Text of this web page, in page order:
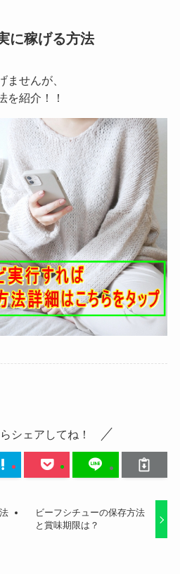
に稼げる方法
ませんが、
を紹介！！
シェアしてね！
ビーフシチューの保存方法
と賞味期限は？